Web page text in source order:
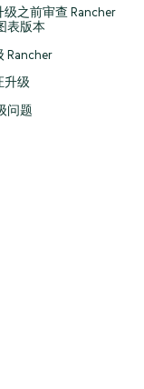
级之前审查 Rancher
表版本
Rancher
升级
问题